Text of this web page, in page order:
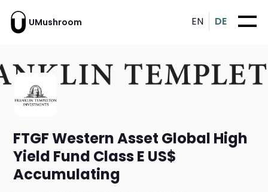
UMushroom EN DE
FTGF Western Asset Global High
Yield Fund Class E US$
Accumulating